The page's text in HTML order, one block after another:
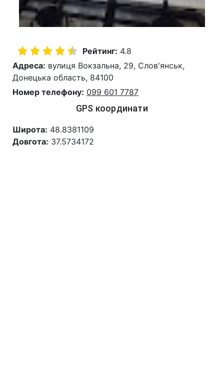
Рейтинг: 4.8
Адреса: вулиця Вокзальна, 29, Слов'янськ,
Донецька область, 84100
Номер телефону: 099 601 7787
GPS координати
Широта: 48.8381109
Довгота: 37.5734172